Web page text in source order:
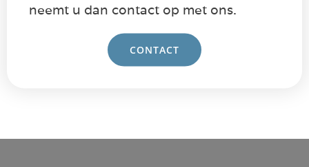
neemt u dan contact op met ons.
CONTACT